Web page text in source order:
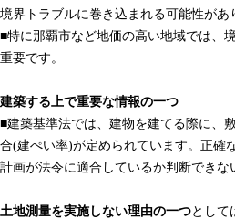
境界トラブルに巻き込まれる可能性があ
■特に那覇市など地価の高い地域では、
重要です。
建築する上で重要な情報の一つ
■建築基準法では、建物を建てる際に、
合(建ぺい率)が定められています。正確
計画が法令に適合しているか判断できな
土地測量を実施しない理由の一つとして